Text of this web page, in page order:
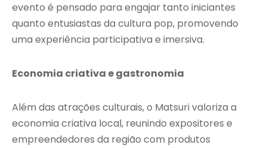
evento é pensado para engajar tanto iniciantes
quanto entusiastas da cultura pop, promovendo
uma experiência participativa e imersiva.
Economia criativa e gastronomia
Além das atrações culturais, o Matsuri valoriza a
economia criativa local, reunindo expositores e
empreendedores da região com produtos